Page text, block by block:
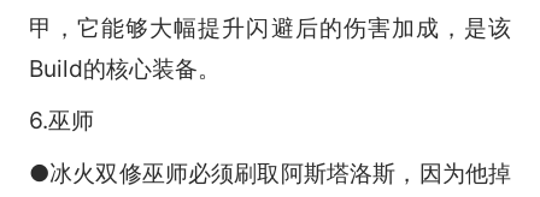
甲，它能够大幅提升闪避后的伤害加成，是该
Build的核心装备。
6.巫师
●冰火双修巫师必须刷取阿斯塔洛斯，因为他掉